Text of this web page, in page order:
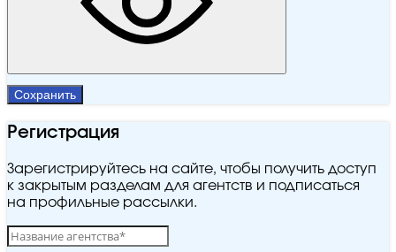
Сохранить
Регистрация
Зарегистрируйтесь на сайте, чтобы получить доступ
к закрытым разделам для агентств и подписаться
на профильные рассылки.